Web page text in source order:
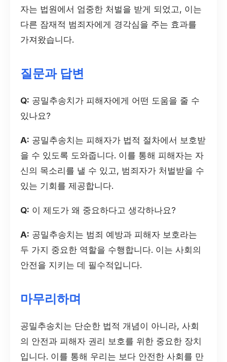
자는 법원에서 엄중한 처벌을 받게 되었고, 이는
다른 잠재적 범죄자에게 경각심을 주는 효과를
가져왔습니다.
질문과 답변
Q: 공밀추송치가 피해자에게 어떤 도움을 줄 수
있나요?
A: 공밀추송치는 피해자가 법적 절차에서 보호받
을 수 있도록 도와줍니다. 이를 통해 피해자는 자
신의 목소리를 낼 수 있고, 범죄자가 처벌받을 수
있는 기회를 제공합니다.
Q: 이 제도가 왜 중요하다고 생각하나요?
A: 공밀추송치는 범죄 예방과 피해자 보호라는
두 가지 중요한 역할을 수행합니다. 이는 사회의
안전을 지키는 데 필수적입니다.
마무리하며
공밀추송치는 단순한 법적 개념이 아니라, 사회
의 안전과 피해자 권리 보호를 위한 중요한 장치
입니다. 이를 통해 우리는 보다 안전한 사회를 만